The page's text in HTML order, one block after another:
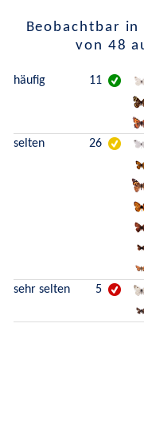
Beobachtbar
von 48
häufig 11
selten 26
sehr selten 5